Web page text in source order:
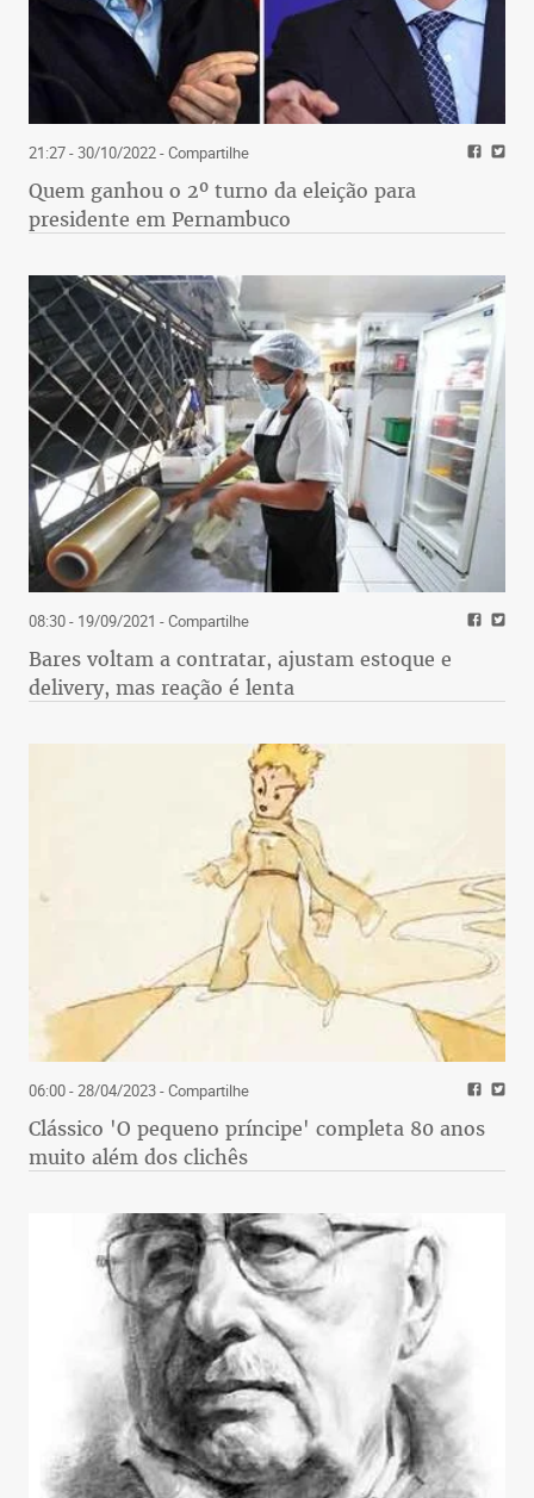
21:27 - 30/10/2022- Compartilhe
Quem ganhou o 2º turno da eleição para
presidente em Pernambuco
08:30 - 19/09/2021 - Compartilhe
Bares voltam a contratar, ajustam estoque e
delivery, mas reação é lenta
06:00 - 28/04/2023- Compartilhe
Clássico 'O pequeno príncipe' completa 80 anos
muito além dos clichês